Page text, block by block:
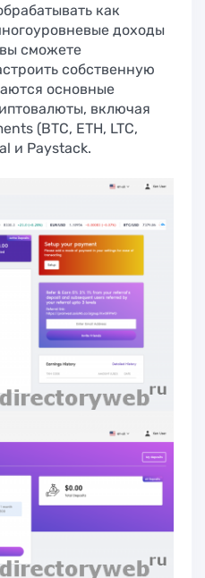
как
доходы
сможете
собственную
основные
включая
(BTC, ETH, LTC,
и Paystack.